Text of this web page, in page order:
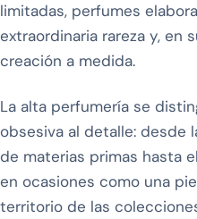
limitadas, perfumes
extraordinaria rareza y, en
creación a medida.
La alta perfumería se
obsesiva al detalle: desde
de materias primas hasta
en ocasiones como una
territorio de las